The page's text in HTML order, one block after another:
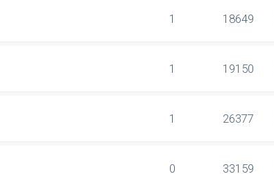
1 18649
1 19150
1 26377
0 33159